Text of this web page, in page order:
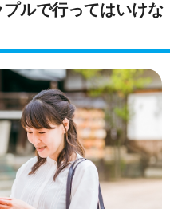
ルで行ってはいけな